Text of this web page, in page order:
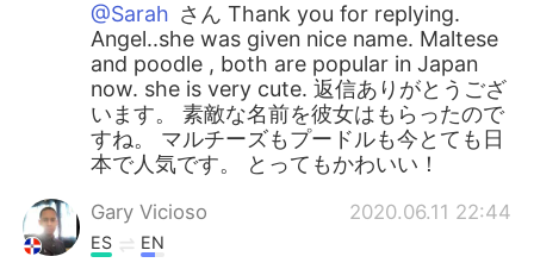
@Sarah さん Thank you for replying.
Angel..she was given nice name. Maltese
and poodle , both are popular in Japan
now. she is very cute. 返信ありがとうござ
います。 素敵な名前を彼女はもらったので
すね。 マルチーズもプードルも今とても日
本で人気です。 とってもかわいい！
Gary Vicioso 2020.06.11 22:44
ES EN